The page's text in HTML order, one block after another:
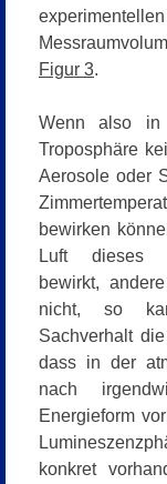
Figur 3.
Wenn also in
Troposphäre
Aerosole oder
bewirken
Luft dieses
bewirkt,
nicht, so
Sachverhalt
dass in der
nach
Energieform
konkret